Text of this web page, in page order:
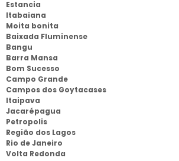
Estancia
Itabaiana
Moita bonita
Baixada Fluminense
Bangu
Barra Mansa
Bom Sucesso
Campo Grande
Campos dos Goytacases
Itaipava
Jacarépagua
Petropolis
Região dos Lagos
Rio de Janeiro
Volta Redonda